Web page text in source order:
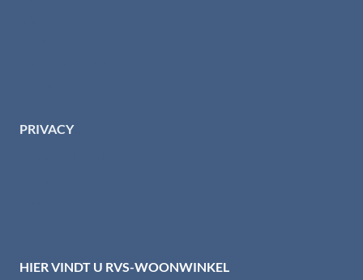
PRIVACY
HIER VINDT U RVS-WOONWINKEL